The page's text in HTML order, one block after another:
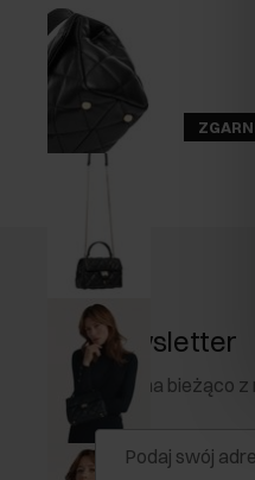
Newsletter
Bądź na bieżąco